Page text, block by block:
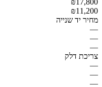
₪11,200
מחיר יד שנייה
—
—
—
צריכת דלק
—
—
—